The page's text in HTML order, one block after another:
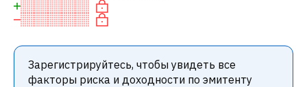
Зарегистрируйтесь, чтобы увидеть все
факторы риска и доходности по эмитенту